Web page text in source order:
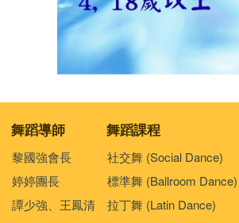
舞蹈導師 舞蹈課程
黎國強會長
婷婷團長
譚少強、王鳳清
社交舞 (Social Dance)
標準舞 (Ballroom Dance)
拉丁舞 (Latin Dance)